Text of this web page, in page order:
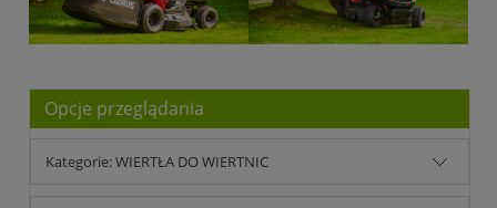
Opcje przeglądania
Kategorie: WIERTŁA DO WIERTNIC